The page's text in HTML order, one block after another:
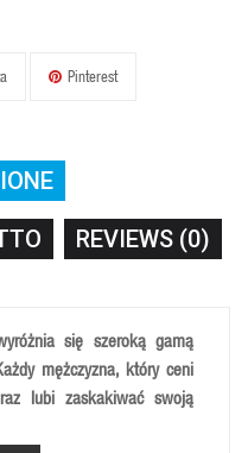
Pinterest
REVIEWS (0)
się szeroką gamą
mężczyzna, który ceni
lubi zaskakiwać swoją